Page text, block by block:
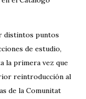
distintos puntos
de estudio,
la primera vez que
reintroducción al
de la Comunitat